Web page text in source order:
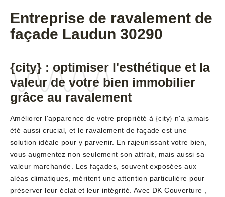
Entreprise de ravalement de
façade Laudun 30290
{city} : optimiser l'esthétique et la
valeur de votre bien immobilier
grâce au ravalement
Améliorer l'apparence de votre propriété à {city} n'a jamais
été aussi crucial, et le ravalement de façade est une
solution idéale pour y parvenir. En rajeunissant votre bien,
vous augmentez non seulement son attrait, mais aussi sa
valeur marchande. Les façades, souvent exposées aux
aléas climatiques, méritent une attention particulière pour
préserver leur éclat et leur intégrité. Avec DK Couverture ,